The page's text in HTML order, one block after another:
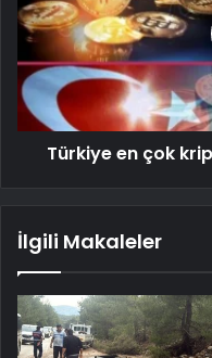
Türkiye en çok
İlgili Makaleler